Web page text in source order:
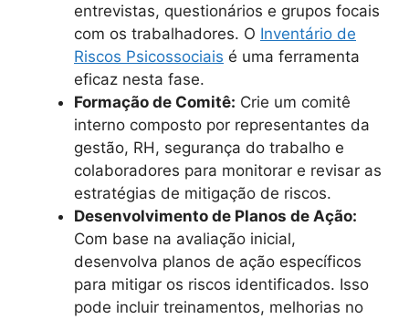
entrevistas, questionários e grupos focais
com os trabalhadores. O Inventário de
Riscos Psicossociais é uma ferramenta
eficaz nesta fase.
Formação de Comitê: Crie um comitê
interno composto por representantes da
gestão, RH, segurança do trabalho e
colaboradores para monitorar e revisar as
estratégias de mitigação de riscos.
Desenvolvimento de Planos de Ação:
Com base na avaliação inicial,
desenvolva planos de ação específicos
para mitigar os riscos identificados. Isso
pode incluir treinamentos, melhorias no